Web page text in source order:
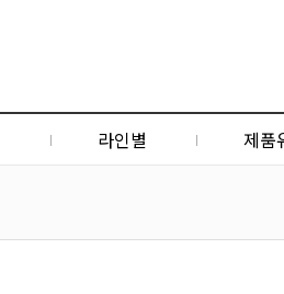
라인별 제품